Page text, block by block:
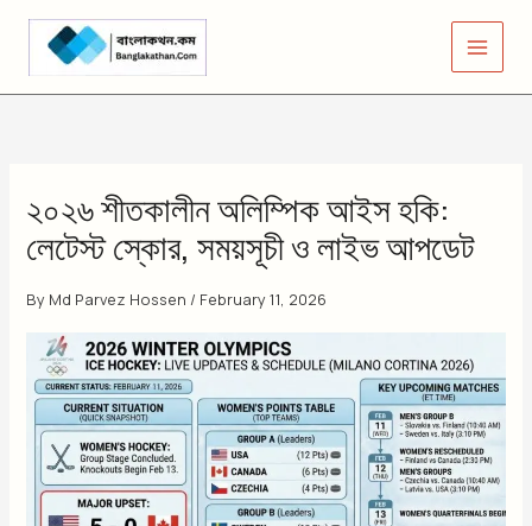
Skip
content
২০২৬ শীতকালীন অলিম্পিক আইস হকি:
লেটেস্ট স্কোর, সময়সূচী ও লাইভ আপডেট
By Md Parvez Hossen / February 11, 2026